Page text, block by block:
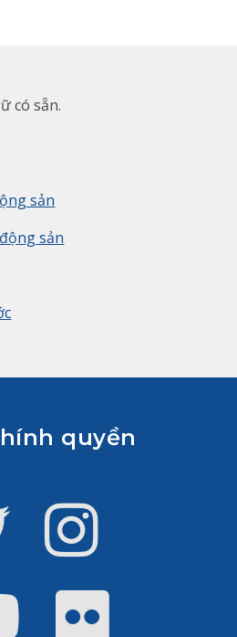
có sẵn.
sản
sản
quyền
Twitter Instagram
Youtube Flickr